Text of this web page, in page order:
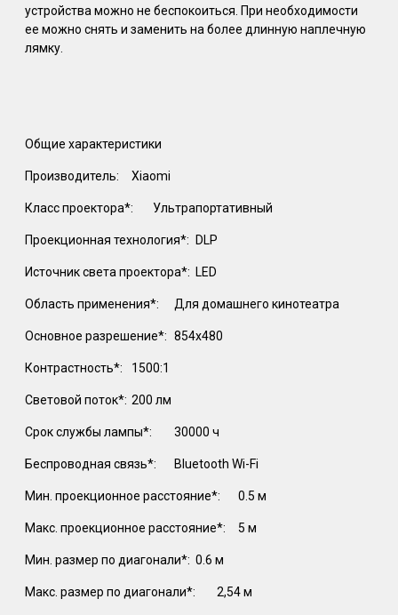
устройства можно не беспокоиться. При необходимости
ее можно снять и заменить на более длинную наплечную
лямку.
Общие характеристики
Производитель: Xiaomi
Класс проектора*: Ультрапортативный
Проекционная технология*: DLP
Источник света проектора*: LED
Область применения*: Для домашнего кинотеатра
Основное разрешение*: 854х480
Контрастность*: 1500:1
Световой поток*: 200 лм
Срок службы лампы*: 30000 ч
Беспроводная связь*: Bluetooth Wi-Fi
Мин. проекционное расстояние*: 0.5 м
Макс. проекционное расстояние*: 5 м
Мин. размер по диагонали*: 0.6 м
Макс. размер по диагонали*: 2,54 м